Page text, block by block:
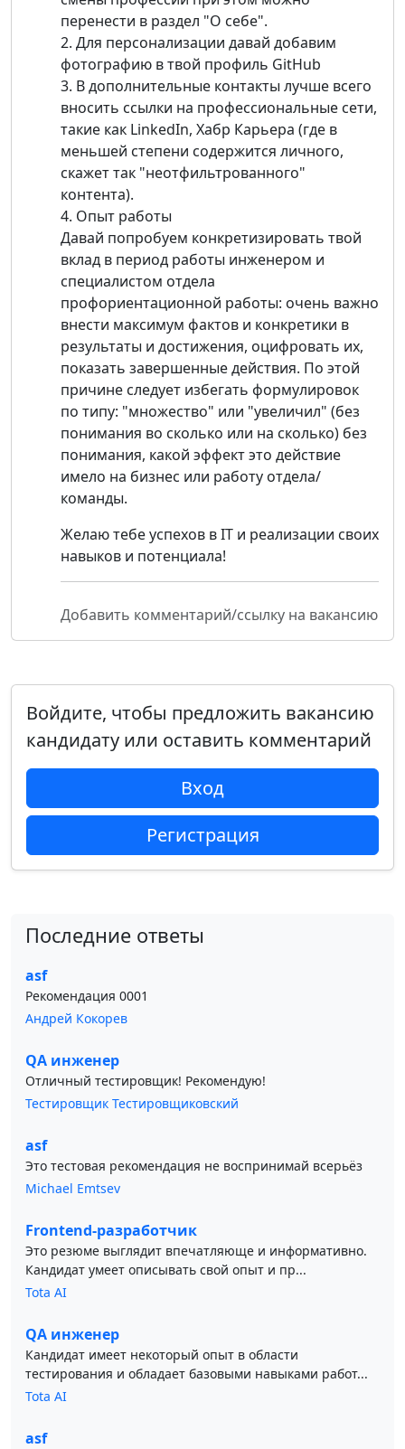
перенести в раздел "О себе".
2. Для персонализации давай добавим
фотографию в твой профиль GitHub
3. В дополнительные контакты лучше всего
вносить ссылки на профессиональные сети,
такие как LinkedIn, Хабр Карьера (где в
меньшей степени содержится личного,
скажет так "неотфильтрованного"
контента).
4. Опыт работы
Давай попробуем конкретизировать твой
вклад в период работы инженером и
специалистом отдела
профориентационной работы: очень важно
внести максимум фактов и конкретики в
результаты и достижения, оцифровать их,
показать завершенные действия. По этой
причине следует избегать формулировок
по типу: "множество" или "увеличил" (без
понимания во сколько или на сколько) без
понимания, какой эффект это действие
имело на бизнес или работу отдела/
команды.
Желаю тебе успехов в IT и реализации своих
навыков и потенциала!
Добавить комментарий/ссылку на вакансию
Войдите, чтобы предложить вакансию
кандидату или оставить комментарий
Вход
Регистрация
Последние ответы
asf
Рекомендация 0001
Андрей Кокорев
QA инженер
Отличный тестировщик! Рекомендую!
Тестировщик Тестировщиковский
asf
Это тестовая рекомендация не воспринимай всерьёз
Michael Emtsev
Frontend-разработчик
Это резюме выглядит впечатляюще и информативно.
Кандидат умеет описывать свой опыт и пр...
Tota AI
QA инженер
Кандидат имеет некоторый опыт в области
тестирования и обладает базовыми навыками работ...
Tota AI
asf